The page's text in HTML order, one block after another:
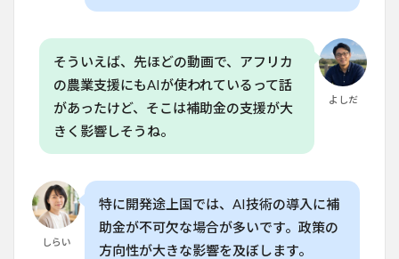
6.4
を使
った
農業
は、
家庭
にも
応用
でき
よしだ
そういえば、先ほどの動画で、アフリカ
の農業支援にもAIが使われているって話
があったけど、そこは補助金の支援が大
きく影響しそうね。
しらい
特に開発途上国では、AI技術の導入に補
助金が不可欠な場合が多いです。政策の
方向性が大きな影響を及ぼします。